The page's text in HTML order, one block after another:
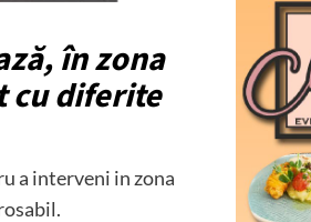
în zona
cu diferite
a interveni in zona